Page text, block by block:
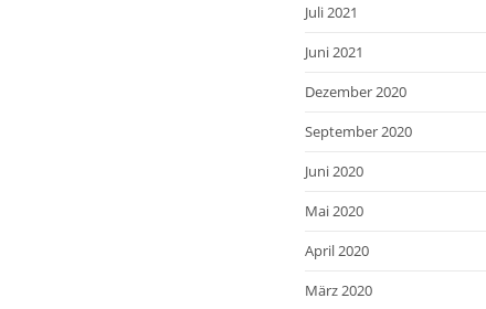
Juli 2021
Juni 2021
Dezember 2020
September 2020
Juni 2020
Mai 2020
April 2020
März 2020